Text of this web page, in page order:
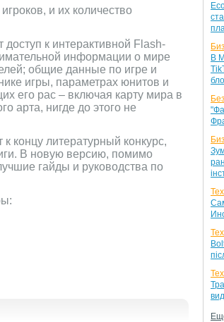
и их количество
к интерактивной Flash-
информации о мире
общие данные по игре и
игры, параметрах юнитов и
его рас – включая карту мира в
арта, нигде до этого не
концу литературный конкурс,
В новую версию, помимо
гайды и руководства по
В